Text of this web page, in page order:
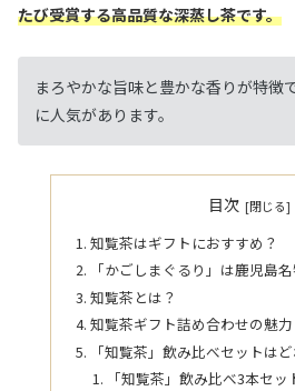
たび受賞する高品質な深蒸し茶です。
まろやかな旨味と豊かな香りが特徴
に人気があります。
目次
知覧茶はギフトにおすすめ？
「かごしまぐるり」は鹿児島
知覧茶とは？
知覧茶ギフト詰め合わせの魅力
「知覧茶」飲み比べセットは
「知覧茶」飲み比べ3本セッ